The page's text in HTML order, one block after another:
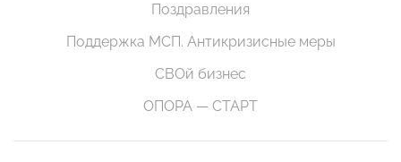
Поздравления
Поддержка МСП. Антикризисные меры
СВОй бизнес
ОПОРА — СТАРТ